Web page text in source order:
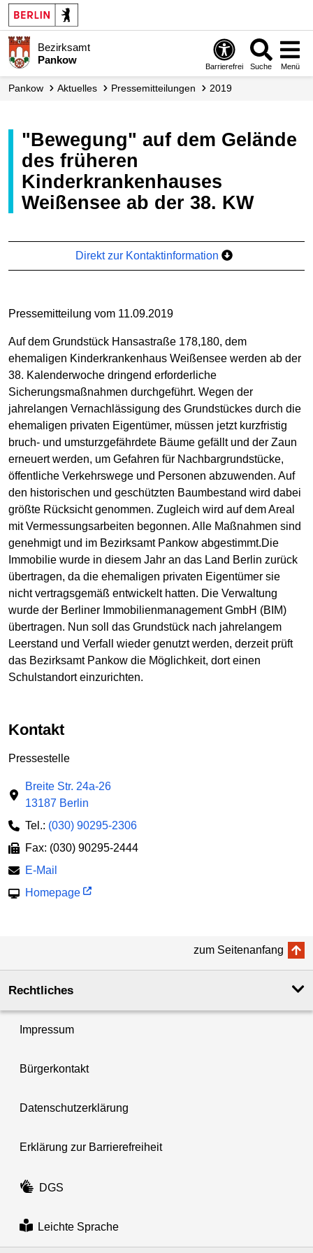
Bezirksamt
Pankow
Barrierefrei Suche Menü
Pankow Aktuelles Presse­mitteilungen 2019
"Bewegung" auf dem Gelände
des früheren
Kinderkrankenhauses
Weißensee ab der 38. KW
Direkt zur Kontaktinformation
Pressemitteilung vom 11.09.2019
Auf dem Grundstück Hansastraße 178,180, dem
ehemaligen Kinderkrankenhaus Weißensee werden ab der
38. Kalenderwoche dringend erforderliche
Sicherungsmaßnahmen durchgeführt. Wegen der
jahrelangen Vernachlässigung des Grundstückes durch die
ehemaligen privaten Eigentümer, müssen jetzt kurzfristig
bruch- und umsturzgefährdete Bäume gefällt und der Zaun
erneuert werden, um Gefahren für Nachbargrundstücke,
öffentliche Verkehrswege und Personen abzuwenden. Auf
den historischen und geschützten Baumbestand wird dabei
größte Rücksicht genommen. Zugleich wird auf dem Areal
mit Vermessungsarbeiten begonnen. Alle Maßnahmen sind
genehmigt und im Bezirksamt Pankow abgestimmt.Die
Immobilie wurde in diesem Jahr an das Land Berlin zurück
übertragen, da die ehemaligen privaten Eigentümer sie
nicht vertragsgemäß entwickelt hatten. Die Verwaltung
wurde der Berliner Immobilienmanagement GmbH (BIM)
übertragen. Nun soll das Grundstück nach jahrelangem
Leerstand und Verfall wieder genutzt werden, derzeit prüft
das Bezirksamt Pankow die Möglichkeit, dort einen
Schulstandort einzurichten.
Kontakt
Pressestelle
Breite Str. 24a-26
13187 Berlin
Tel.: (030) 90295-2306
Fax: (030) 90295-2444
E-Mail
Homepage
zum Seitenanfang
Rechtliches
Impressum
Bürgerkontakt
Datenschutzerklärung
Erklärung zur Barrierefreiheit
DGS
Leichte Sprache